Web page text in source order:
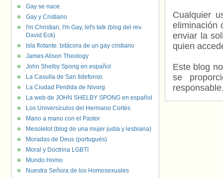
Cualquier
eliminación
enviar la
quien
Este blog
se
Gay se nace.
Gay y Cristiano
I'm Christian, I'm Gay, let's talk (blog del rev.
David Eck)
Isla flotante: bitácora de un gay cristiano
James Alison Theology
John Shelby Spong en español
La Casulla de San Ildefonso
La Ciudad Perdida de Nivorg
La web de JOHN SHELBY SPONG en español
Los Universículos del Hermano Cortés
Mano a mano con el Pastor
Mesoletot (blog de una mujer judía y lesbiana)
Moradas de Deus (portugués)
Moral y Doctrina LGBTI
Mundo Homo
Nuestra Señora de los Homosexuales